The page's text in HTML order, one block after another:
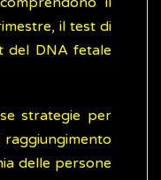
il test di
del DNA fetale
strategie per
delle persone